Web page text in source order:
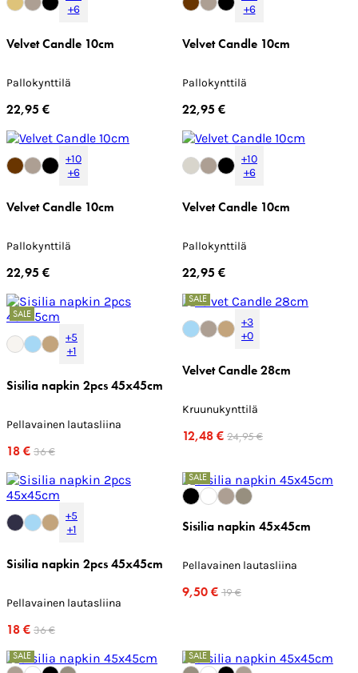
+6
Velvet Candle 10cm
Pallokynttilä
22,95 €
+6
Velvet Candle 10cm
Pallokynttilä
22,95 €
+10
+6
Velvet Candle 10cm
Pallokynttilä
22,95 €
+10
+6
Velvet Candle 10cm
Pallokynttilä
22,95 €
SALE
+5
+1
Sisilia napkin 2pcs 45x45cm
Pellavainen lautasliina
18 € 36 €
SALE
+3
+0
Velvet Candle 28cm
Kruunukynttilä
12,48 € 24,95 €
+5
+1
Sisilia napkin 2pcs 45x45cm
Pellavainen lautasliina
18 € 36 €
SALE
Sisilia napkin 45x45cm
Pellavainen lautasliina
9,50 € 19 €
SALE SALE